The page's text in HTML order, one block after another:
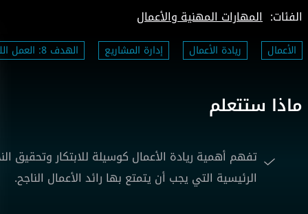
الفئات: المهارات المهنية والأعمال
الأعمال ريادة الأعمال إدارة المشاريع الهدف 8: العمل اللائق ونمو الاقتصاد
ماذا ستتعلم
تفهم أهمية ريادة الأعمال كوسيلة للابتكار
الرئيسية التي يجب أن يتمتع بها رائد الأعمال الناجح.